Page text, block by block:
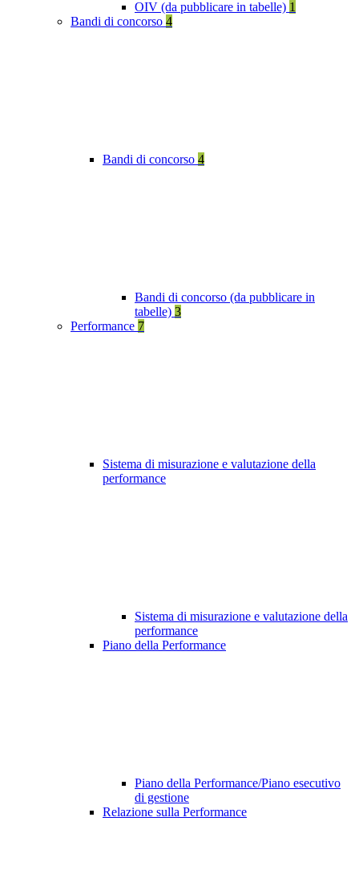
OIV (da pubblicare in tabelle) 1
Bandi di concorso 4
Bandi di concorso 4
Bandi di concorso (da pubblicare in
tabelle) 3
Performance 7
Sistema di misurazione e valutazione della
performance
Sistema di misurazione e valutazione della
performance
Piano della Performance
Piano della Performance/Piano esecutivo
di gestione
Relazione sulla Performance